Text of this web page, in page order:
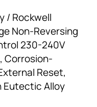
/ Rockwell
Non-Reversing
230-240V
Corrosion-
Reset,
Eutectic Alloy